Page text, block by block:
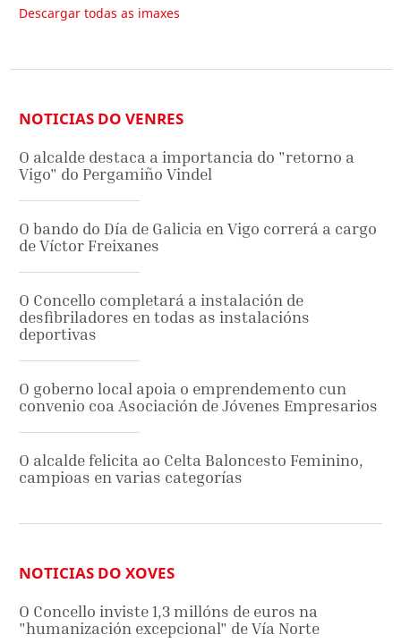
Descargar todas as imaxes
NOTICIAS DO VENRES
O alcalde destaca a importancia do "retorno a
Vigo" do Pergamiño Vindel
O bando do Día de Galicia en Vigo correrá a cargo
de Víctor Freixanes
O Concello completará a instalación de
desfibriladores en todas as instalacións
deportivas
O goberno local apoia o emprendemento cun
convenio coa Asociación de Jóvenes Empresarios
O alcalde felicita ao Celta Baloncesto Feminino,
campioas en varias categorías
NOTICIAS DO XOVES
O Concello inviste 1,3 millóns de euros na
"humanización excepcional" de Vía Norte